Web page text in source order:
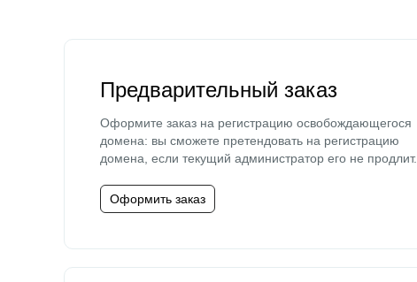
Предварительный заказ
Оформите заказ на регистрацию освобождающегося
домена: вы сможете претендовать на регистрацию
домена, если текущий администратор его не продлит.
Оформить заказ